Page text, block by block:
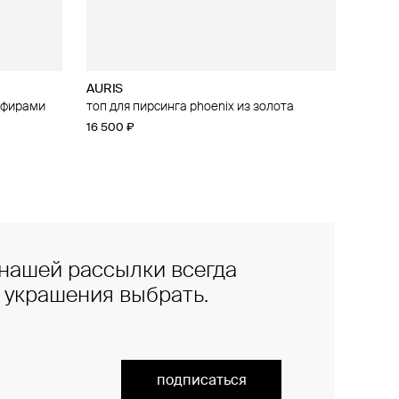
AURIS
топ для пирсинга phoenix из золота
16 500 ₽
из
рассылки всегда
украшения выбрать.
подписаться